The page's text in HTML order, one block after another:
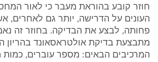
חוזר קובע בהוראת מעבר כי לאור
העונים על הדרישה, יותר גם לאחרים,
פחותה, לבצע את הבדיקה. בחוזר זה
מתבצעת בדיקת אולטראסאונד בהריון
המרכיבים הבאים: מספר עוברים, כמות